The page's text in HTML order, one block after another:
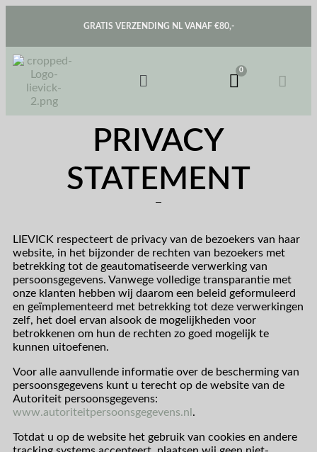
GRATIS VERZENDING NL VANAF €80,-
PRIVACY
STATEMENT
LIEVICK respecteert de privacy van de bezoekers van haar
website, in het bijzonder de rechten van bezoekers met
betrekking tot de geautomatiseerde verwerking van
persoonsgegevens. Vanwege volledige transparantie met
onze klanten hebben wij daarom een beleid geformuleerd
en geïmplementeerd met betrekking tot deze verwerkingen
zelf, het doel ervan alsook de mogelijkheden voor
betrokkenen om hun de rechten zo goed mogelijk te
kunnen uitoefenen.
Voor alle aanvullende informatie over de bescherming van
persoonsgegevens kunt u terecht op de website van de
Autoriteit persoonsgegevens:
www.autoriteitpersoonsgegevens.nl .
Totdat u op de website het gebruik van cookies en andere